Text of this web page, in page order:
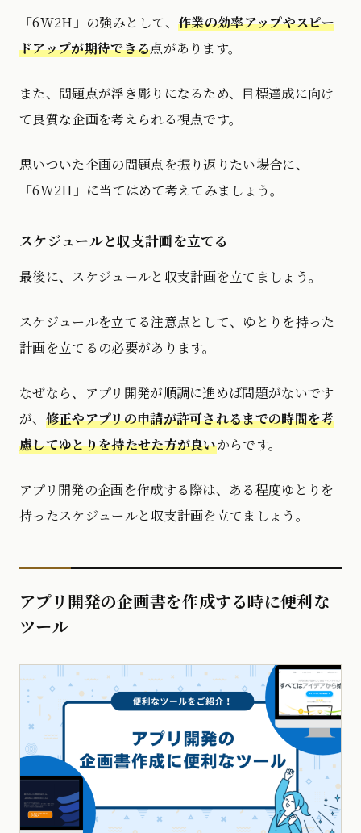
「6W2H」の強みとして、作業の効率アップやスピー
ドアップが期待できる点があります。
また、問題点が浮き彫りになるため、目標達成に向け
て良質な企画を考えられる視点です。
思いついた企画の問題点を振り返りたい場合に、
「6W2H」に当てはめて考えてみましょう。
スケジュールと収支計画を立てる
最後に、スケジュールと収支計画を立てましょう。
スケジュールを立てる注意点として、ゆとりを持った
計画を立てるの必要があります。
なぜなら、アプリ開発が順調に進めば問題がないです
が、 修正やアプリの申請が許可されるまでの時間を考
慮してゆとりを持たせた方が良いからです。
アプリ開発の企画を作成する際は、ある程度ゆとりを
持ったスケジュールと収支計画を立てましょう。
アプリ開発の企画書を作成する時に便利な
ツール